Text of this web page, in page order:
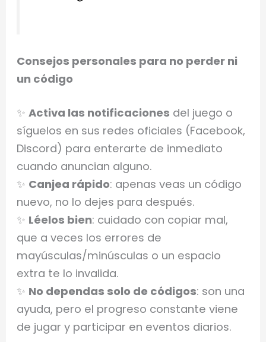
Consejos personales para no perder ni
un código
✨Activa las notificaciones del juego o
síguelos en sus redes oficiales (Facebook,
Discord) para enterarte de inmediato
cuando anuncian alguno.
✨ Canjea rápido: apenas veas un código
nuevo, no lo dejes para después.
✨ Léelos bien: cuidado con copiar mal,
que a veces los errores de
mayúsculas/minúsculas o un espacio
extra te lo invalida.
✨ No dependas solo de códigos: son una
ayuda, pero el progreso constante viene
de jugar y participar en eventos diarios.